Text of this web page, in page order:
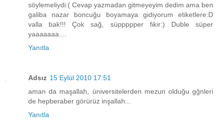
söylemeliydi:( Cevap yazmadan gitmeyeyim dedim ama ben
galiba nazar boncuğu boyamaya gidiyorum etiketlere:D
valla bak!!! Çok sağ, süppppper fikir:) Duble süper
yaaaaaaa....
Yanıtla
Adsız 15 Eylül 2010 17:51
aman da maşallah, üniversitelerden mezun olduğu gğnleri
de hepberaber görürüz inşallah...
Yanıtla